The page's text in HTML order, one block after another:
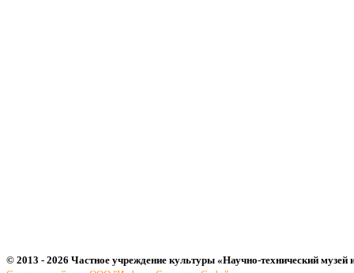
© 2013 - 2026 Частное учреждение культуры «Научно-технический музей